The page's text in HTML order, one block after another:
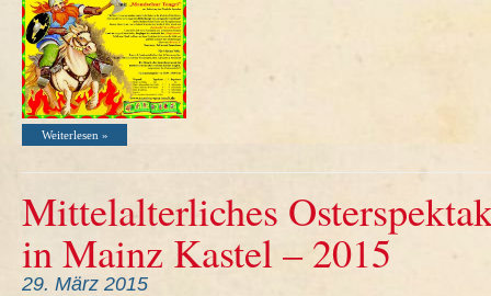
Weiterlesen »
Mittelalterliches
in Mainz Kastel – 2015
29. März 2015